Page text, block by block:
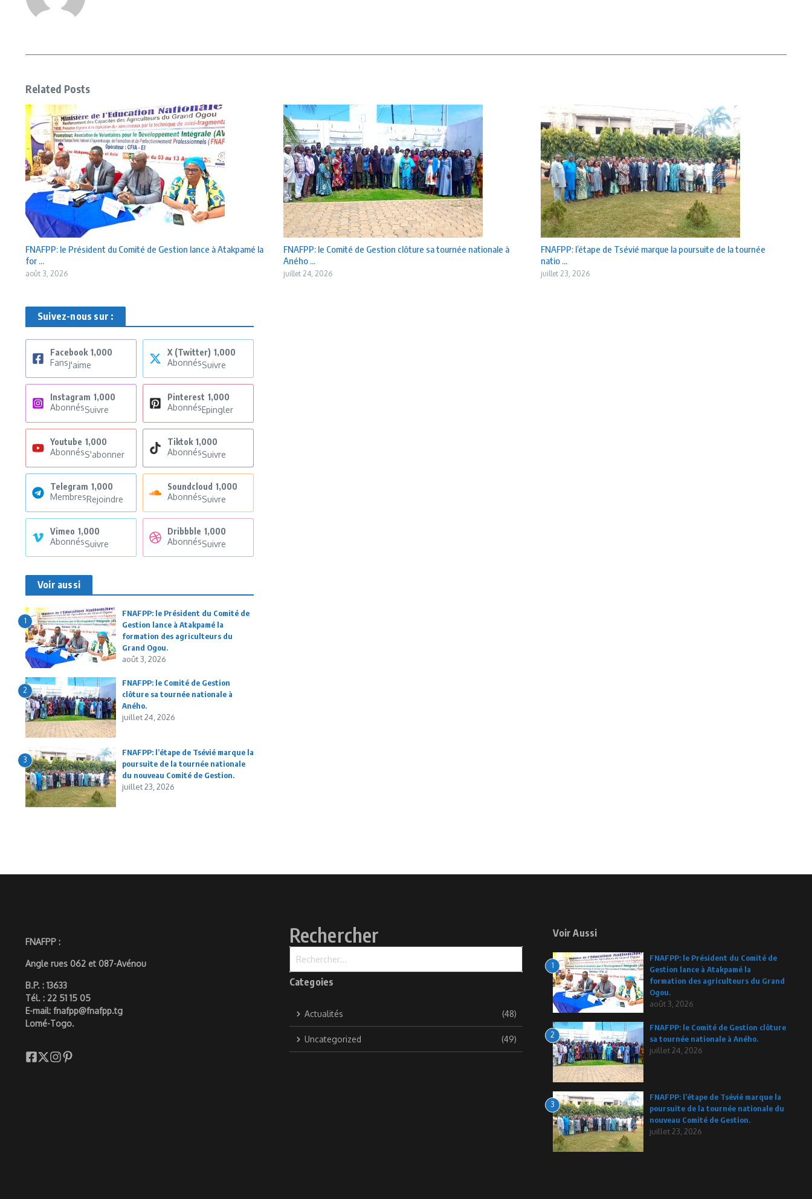
Related Posts
FNAFPP: le Président du Comité de Gestion lance à Atakpamé la
for ...
août 3, 2026
FNAFPP: le Comité de Gestion clôture sa tournée nationale à
Aného ...
juillet 24, 2026
FNAFPP: l’étape de Tsévié marque la poursuite de la tournée
natio ...
juillet 23, 2026
Suivez-nous sur :
Facebook 1,000
FansJ'aime
X (Twitter) 1,000
AbonnésSuivre
Instagram 1,000
AbonnésSuivre
Pinterest 1,000
AbonnésEpingler
Youtube 1,000
AbonnésS'abonner
Tiktok 1,000
AbonnésSuivre
Telegram 1,000
MembresRejoindre
Soundcloud 1,000
AbonnésSuivre
Vimeo 1,000
AbonnésSuivre
Dribbble 1,000
AbonnésSuivre
Voir aussi
1
FNAFPP: le Président du Comité de
Gestion lance à Atakpamé la
formation des agriculteurs du
Grand Ogou.
août 3, 2026
2
FNAFPP: le Comité de Gestion
clôture sa tournée nationale à
Aného.
juillet 24, 2026
3
FNAFPP: l’étape de Tsévié marque la
poursuite de la tournée nationale
du nouveau Comité de Gestion.
juillet 23, 2026
FNAFPP :
Angle rues 062 et 087-Avénou
B.P. : 13633
Tél. : 22 51 15 05
E-mail: fnafpp@fnafpp.tg
Lomé-Togo.
Rechercher
Categoies
Actualités (48)
Uncategorized (49)
Voir Aussi
1
FNAFPP: le Président du Comité de
Gestion lance à Atakpamé la
formation des agriculteurs du Grand
Ogou.
août 3, 2026
2
FNAFPP: le Comité de Gestion clôture
sa tournée nationale à Aného.
juillet 24, 2026
3
FNAFPP: l’étape de Tsévié marque la
poursuite de la tournée nationale du
nouveau Comité de Gestion.
juillet 23, 2026